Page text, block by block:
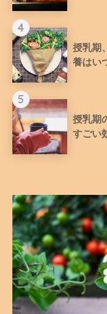
4
授乳期
養はい
5
授乳期
すごい